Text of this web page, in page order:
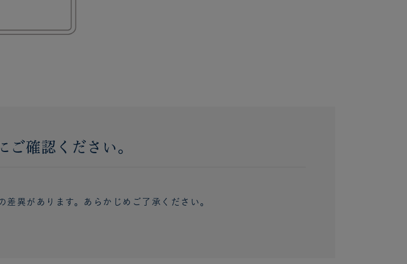
ご確認ください。
異があります。あらかじめご了承ください。